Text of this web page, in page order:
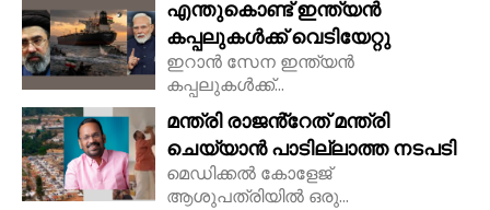
എന്തുകൊണ്ട് ഇന്ത്യൻ
കപ്പലുകൾക്ക് വെടിയേറ്റു
ഇറാൻ സേന ഇന്ത്യൻ
കപ്പലുകൾക്ക്...
മന്ത്രി രാജൻ്റേത് മന്ത്രി
ചെയ്യാൻ പാടില്ലാത്ത നടപടി
മെഡിക്കൽ കോളേജ്
ആശുപത്രിയിൽ ഒരു...